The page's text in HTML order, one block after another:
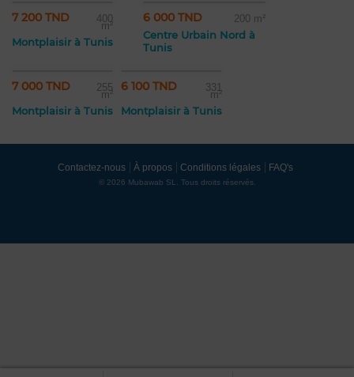
7 200 TND 400
m²
Montplaisir à Tunis
6 000 TND 200 m²
Centre Urbain Nord à
Tunis
7 000 TND 255
m²
Montplaisir à Tunis
6 100 TND 331
m²
Montplaisir à Tunis
Contactez-nous À propos Conditions légales FAQ's
© 2026 Mubawab SL. Tous droits réservés.